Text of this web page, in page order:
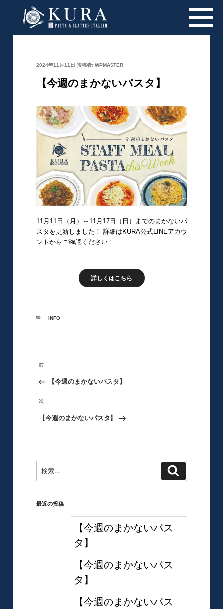
投
2024年11月11日 投稿者: WPMASTER
【今週のまかないパスタ】
11月11日（月）～11月17日（日）までのまかないパ
スタを更新しました！ 詳細はKURA公式LINEアカウ
ントからご確認ください！
詳しくはこちら
カ
INFO
投
ナ
ビ
ー
前
の
投
稿
前
【今週のまかないパスタ】
次
の
次
【今週のまかないパスタ】
索:
最近の投稿
【今週のまかないパス
タ】
【今週のまかないパス
タ】
【今週のまかないパス